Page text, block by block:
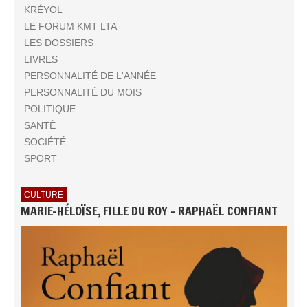
KRÉYOL
LE FORUM KMT LTA
LES DOSSIERS
LIVRES
PERSONNALITÉ DE L'ANNÉE
PERSONNALITÉ DU MOIS
POLITIQUE
SANTÉ
SOCIÉTÉ
SPORT
CULTURE
MARIE-HÉLOÏSE, FILLE DU ROY - RAPHAËL CONFIANT